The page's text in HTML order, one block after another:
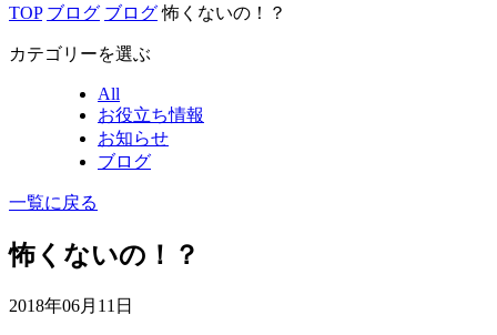
TOP ブログ ブログ 怖くないの！？
カテゴリーを選ぶ
All
お役立ち情報
お知らせ
ブログ
一覧に戻る
怖くないの！？
2018年06月11日